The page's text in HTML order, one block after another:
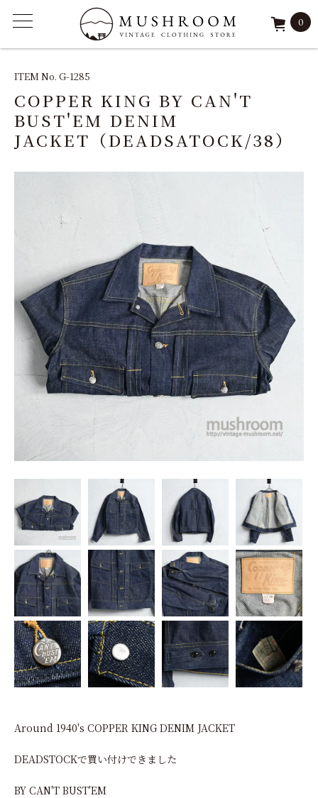
FEATURE
ARCHIVE
SHOP
MY ACCOUNT
0
ITEM No. G-1285
COPPER KING BY CAN'T
BUST'EM DENIM
JACKET（DEADSATOCK/38）
Around 1940's COPPER KING DENIM JACKET
DEADSTOCKで買い付けできました
BY CAN'T BUST'EM